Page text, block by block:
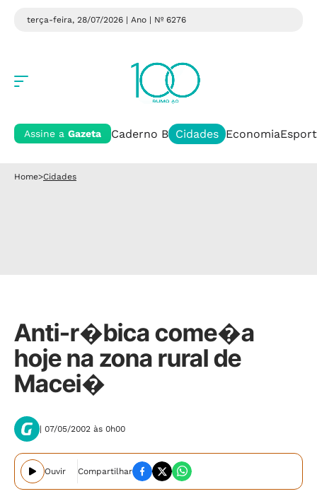
terça-feira, 28/07/2026 | Ano | Nº 6276
Assine a Gazeta Caderno B Cidades Economia
Home>Cidades
Anti-r�bica come�a
hoje na zona rural de
Macei�
| 07/05/2002 às 0h00
Ouvir Compartilhar